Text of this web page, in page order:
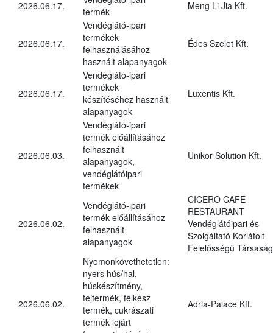
2026.06.17.
termék
Meng Li Jia Kft.
2026.06.17.
Vendéglátó-ipari
termékek
felhasználásához
használt alapanyagok
Édes Szelet Kft.
2026.06.17.
Vendéglátó-ipari
termékek
készítéséhez használt
alapanyagok
Luxentis Kft.
2026.06.03.
Vendéglátó-ipari
termék előállításához
felhasznált
alapanyagok,
vendéglátóipari
termékek
Unikor Solution Kft.
2026.06.02.
Vendéglátó-ipari
termék előállításához
felhasznált
alapanyagok
CICERO CAFE
RESTAURANT
Vendéglátóipari és
Szolgáltató Korlátolt
Felelősségű Társaság
2026.06.02.
Nyomonkövethetetlen:
nyers hús/hal,
húskészítmény,
tejtermék, félkész
termék, cukrászati
termék lejárt
Adria-Palace Kft.